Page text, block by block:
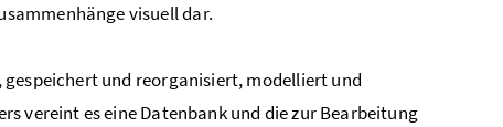
visuell dar.
und reorganisiert, modelliert und
vereint es eine Datenbank und die zur Bearbeitung